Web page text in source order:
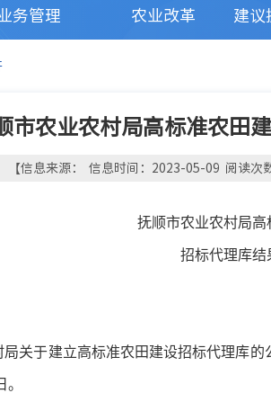
务管理 农业改革
建
市农业农村局高标准农田
【信息来源： 信息时间：2023-05-09 阅读次数
抚顺市农业农村局高
招标代理库结
局关于建立高标准农田建设招标代理库的
。